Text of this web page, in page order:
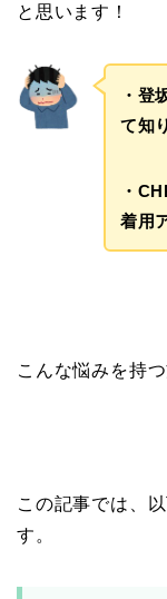
と思います！
・登
て知
・
着用
こんな悩みを持
この記事では、
す。